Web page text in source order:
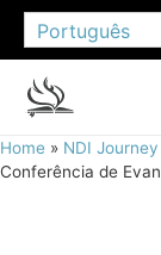
Português
Home » NDI Journey
Conferência de